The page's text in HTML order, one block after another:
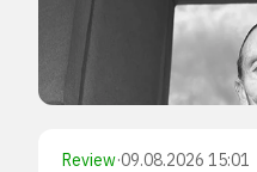
Review·09.08.2026 15:01